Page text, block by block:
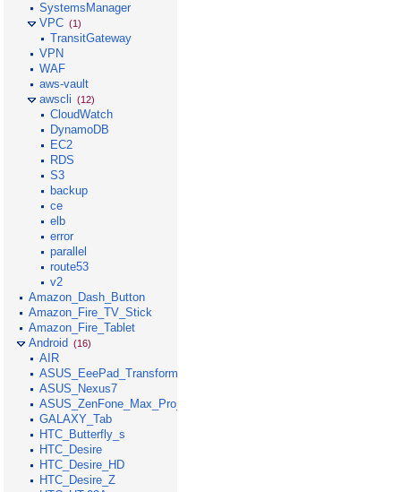
SystemsManager
VPC (1)
TransitGateway
VPN
WAF
aws-vault
awscli (12)
CloudWatch
DynamoDB
EC2
RDS
S3
backup
ce
elb
error
parallel
route53
v2
Amazon_Dash_Button
Amazon_Fire_TV_Stick
Amazon_Fire_Tablet
Android (16)
AIR
ASUS_EeePad_Transformer
ASUS_Nexus7
ASUS_ZenFone_Max_Pro_M1
GALAXY_Tab
HTC_Butterfly_s
HTC_Desire
HTC_Desire_HD
HTC_Desire_Z